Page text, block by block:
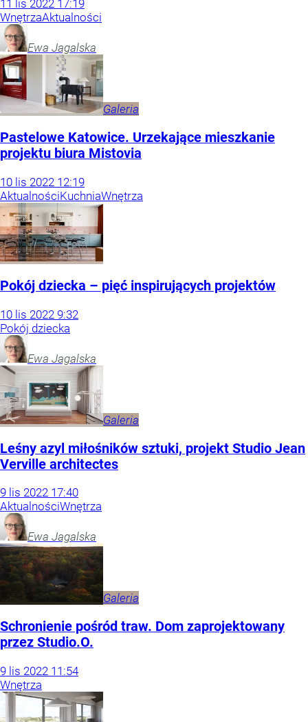
11 lis 2022 17:19
WnętrzaAktualności
Ewa Jagalska
Galeria
Pastelowe Katowice. Urzekające mieszkanie
projektu biura Mistovia
10 lis 2022 12:19
AktualnościKuchniaWnętrza
Pokój dziecka – pięć inspirujących projektów
10 lis 2022 9:32
Pokój dziecka
Ewa Jagalska
Galeria
Leśny azyl miłośników sztuki, projekt Studio Jean
Verville architectes
9 lis 2022 17:40
AktualnościWnętrza
Ewa Jagalska
Galeria
Schronienie pośród traw. Dom zaprojektowany
przez Studio.O.
9 lis 2022 11:54
Wnętrza